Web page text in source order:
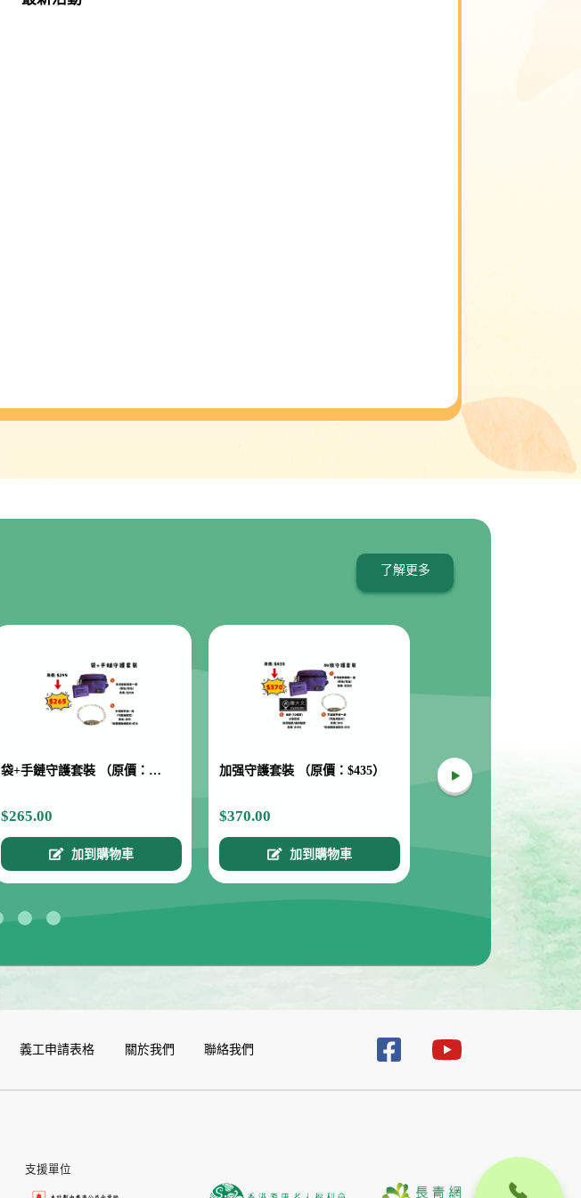
了解更多
袋+手鏈守護套裝 （原價：
$265.00
加到購物車
加强守護套裝 （原價：$435）
$370.00
加到購物車
多功能斜揹袋 （黑色）
加到購物車
義工申請表格 關於我們 聯絡我們
支援單位